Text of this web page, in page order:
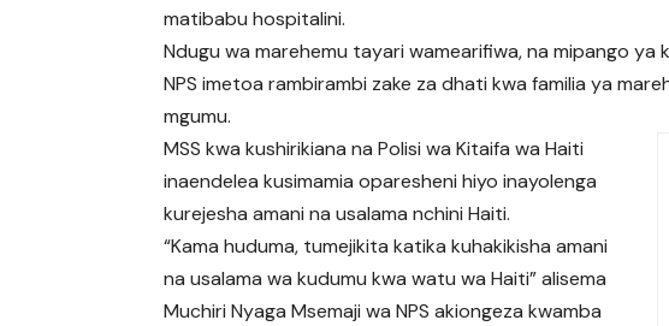
matibabu hospitalini.
Ndugu wa marehemu tayari wamearifiwa, na mipango ya
NPS imetoa rambirambi zake za dhati kwa familia ya
mgumu.
MSS kwa kushirikiana na Polisi wa Kitaifa wa Haiti
inaendelea kusimamia oparesheni hiyo inayolenga
kurejesha amani na usalama nchini Haiti.
“Kama huduma, tumejikita katika kuhakikisha amani
na usalama wa kudumu kwa watu wa Haiti” alisema
Muchiri Nyaga Msemaji wa NPS akiongeza kwamba